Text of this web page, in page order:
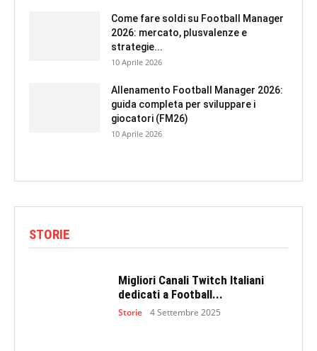
Come fare soldi su Football Manager
2026: mercato, plusvalenze e
strategie...
10 Aprile 2026
Allenamento Football Manager 2026:
guida completa per sviluppare i
giocatori (FM26)
10 Aprile 2026
STORIE
Migliori Canali Twitch Italiani
dedicati a Football...
Storie 4 Settembre 2025